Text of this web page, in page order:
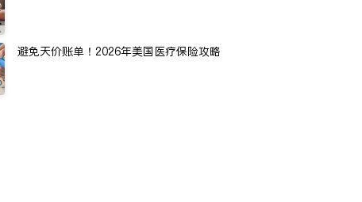
避免天价账单！2026年美国医疗保险攻略